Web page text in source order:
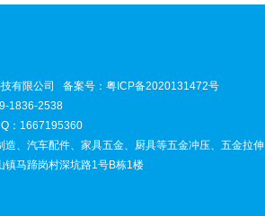
有限公司 备案号： 粤ICP备2020131472号
1836-2538
：1667195360
造、汽车配件、家具五金、厨具等五金冲压、五金拉伸
镇马蹄岗村深坑路1号B栋1楼